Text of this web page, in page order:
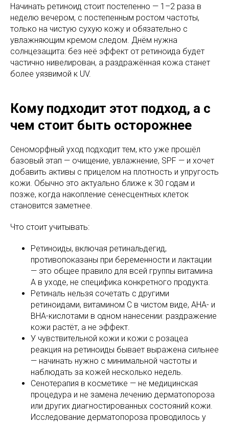
Начинать ретиноид стоит постепенно — 1–2 раза в
неделю вечером, с постепенным ростом частоты,
только на чистую сухую кожу и обязательно с
увлажняющим кремом следом. Днём нужна
солнцезащита: без неё эффект от ретиноида будет
частично нивелирован, а раздражённая кожа станет
более уязвимой к UV.
Кому подходит этот подход, а с
чем стоит быть осторожнее
Сеноморфный уход подходит тем, кто уже прошёл
базовый этап — очищение, увлажнение, SPF — и хочет
добавить активы с прицелом на плотность и упругость
кожи. Обычно это актуально ближе к 30 годам и
позже, когда накопление сенесцентных клеток
становится заметнее.
Что стоит учитывать:
Ретиноиды, включая ретинальдегид,
противопоказаны при беременности и лактации
— это общее правило для всей группы витамина
А в уходе, не специфика конкретного продукта.
Ретиналь нельзя сочетать с другими
ретиноидами, витамином С в чистом виде, AHA- и
BHA-кислотами в одном нанесении: раздражение
кожи растёт, а не эффект.
У чувствительной кожи и кожи с розацеа
реакция на ретиноиды бывает выражена сильнее
— начинать нужно с минимальной частоты и
наблюдать за кожей несколько недель.
Сенотерапия в косметике — не медицинская
процедура и не замена лечению дерматопороза
или других диагностированных состояний кожи.
Исследование дерматопороза проводилось у